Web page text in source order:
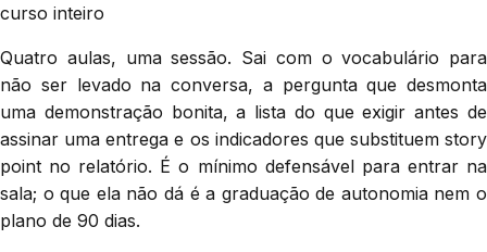
curso inteiro
Quatro aulas, uma sessão. Sai com o vocabulário para
não ser levado na conversa, a pergunta que desmonta
uma demonstração bonita, a lista do que exigir antes de
assinar uma entrega e os indicadores que substituem story
point no relatório. É o mínimo defensável para entrar na
sala; o que ela não dá é a graduação de autonomia nem o
plano de 90 dias.